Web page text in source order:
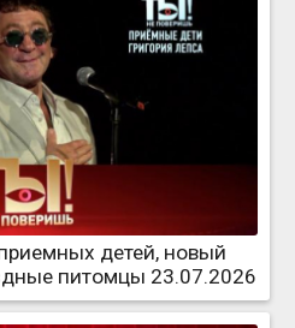
детей, новый
питомцы 23.07.2026